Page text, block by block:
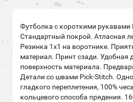
Футболка с короткими рукавами
Стандартный покрой. Атласная
Резинка 1х1 на воротнике.
материал. Принт сзади. Удобная
поверхность материала.
Детали со швами Pick-Stitch.
гладкого переплетения, 100%
кольцевого способа прядения.